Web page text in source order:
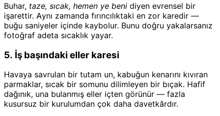
Buhar, taze, sıcak, hemen ye beni diyen evrensel bir
işarettir. Aynı zamanda fırıncılıktaki en zor karedir —
buğu saniyeler içinde kaybolur. Bunu doğru yakalarsanız
fotoğraf adeta sıcaklık yayar.
5. İş başındaki eller karesi
Havaya savrulan bir tutam un, kabuğun kenarını kıvıran
parmaklar, sıcak bir somunu dilimleyen bir bıçak. Hafif
dağınık, una bulanmış eller içten görünür — fazla
kusursuz bir kurulumdan çok daha davetkârdır.